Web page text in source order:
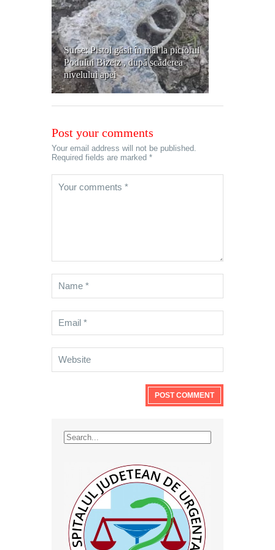
Surse: Pistol găsit în mâl la piciorul
Podului Bizetz , după scăderea
nivelului apei
Post your comments
Your email address will not be published.
Required fields are marked *